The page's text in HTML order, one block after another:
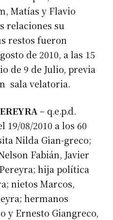
Matías y Flavio
relaciones su
restos fueron
de 2010, a las 15
de 9 de Julio, previa
sala velatoria.
– q.e.p.d.
19/08/2010 a los 60
Nilda Gian-greco;
Fabián, Javier
hija política
nietos Marcos,
hermanos
y Ernesto Giangreco,